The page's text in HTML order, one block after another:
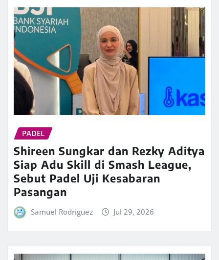
PADEL
Shireen Sungkar dan Rezky Aditya
Siap Adu Skill di Smash League,
Sebut Padel Uji Kesabaran
Pasangan
Samuel Rodriguez Jul 29, 2026